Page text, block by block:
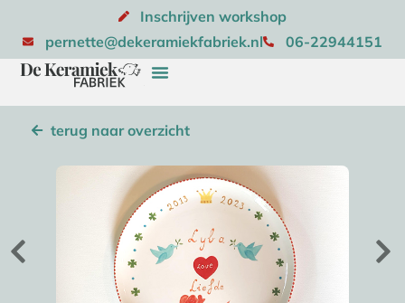
Inschrijven workshop
pernette@dekeramiekfabriek.nl
06-22944151
terug naar overzicht